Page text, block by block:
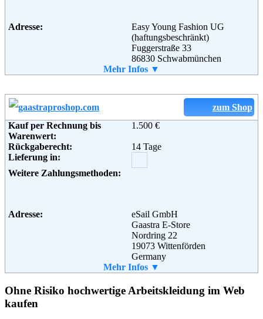
Adresse:
Easy Young Fashion UG
(haftungsbeschränkt)
Fuggerstraße 33
86830 Schwabmünchen
08232/74121
Weiterführende
Informationen:
Blog, AGB
Mehr Infos ▼
zum Shop
Kauf per Rechnung bis
Warenwert:
1.500 €
Rückgaberecht:
14 Tage
Lieferung in:
Weitere Zahlungsmethoden:
Adresse:
eSail GmbH
Gaastra E-Store
Nordring 22
19073 Wittenförden
Germany
+49 (0)385 2095960 1
Soziale Kanäle:
Mehr Infos ▼
Ohne Risiko hochwertige Arbeitskleidung im Web
kaufen